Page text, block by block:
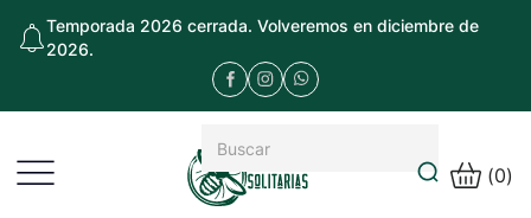
Temporada 2026 cerrada. Volveremos en diciembre de
2026.
(0)